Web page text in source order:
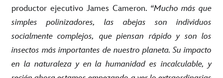
productor ejecutivo James Cameron. “Mucho más que
simples polinizadores, las abejas son individuos
socialmente complejos, que piensan rápido y son los
insectos más importantes de nuestro planeta. Su impacto
en la naturaleza y en la humanidad es incalculable, y